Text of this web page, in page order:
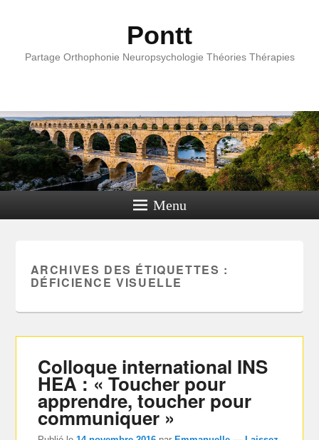
Pontt
Partage Orthophonie Neuropsychologie Théories Thérapies
Menu
ARCHIVES DES ÉTIQUETTES :
DÉFICIENCE VISUELLE
Colloque international INS
HEA : « Toucher pour
apprendre, toucher pour
communiquer »